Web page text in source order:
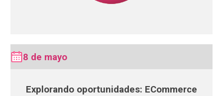
8 de mayo
Explorando oportunidades: ECommerce